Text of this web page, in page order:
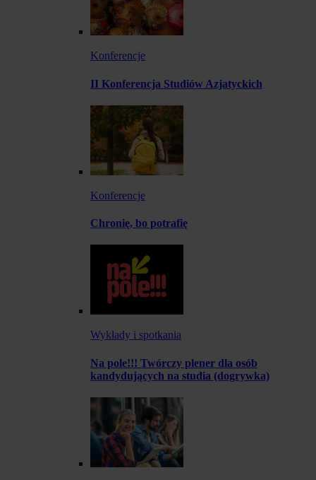
Konferencje
II Konferencja Studiów Azjatyckich
Konferencje
Chronię, bo potrafię
Wykłady i spotkania
Na pole!!! Twórczy plener dla osób
kandydujących na studia (dogrywka)